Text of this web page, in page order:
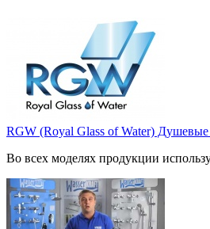
RGW (Royal Glass of Water)
Во всех моделях продукции